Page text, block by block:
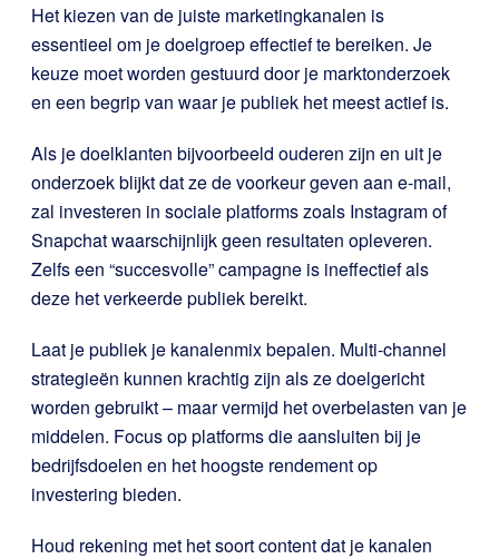
Het kiezen van de juiste marketingkanalen is
essentieel om je doelgroep effectief te bereiken. Je
keuze moet worden gestuurd door je marktonderzoek
en een begrip van waar je publiek het meest actief is.
Als je doelklanten bijvoorbeeld ouderen zijn en uit je
onderzoek blijkt dat ze de voorkeur geven aan e-mail,
zal investeren in sociale platforms zoals Instagram of
Snapchat waarschijnlijk geen resultaten opleveren.
Zelfs een “succesvolle” campagne is ineffectief als
deze het verkeerde publiek bereikt.
Laat je publiek je kanalenmix bepalen. Multi-channel
strategieën kunnen krachtig zijn als ze doelgericht
worden gebruikt – maar vermijd het overbelasten van je
middelen. Focus op platforms die aansluiten bij je
bedrijfsdoelen en het hoogste rendement op
investering bieden.
Houd rekening met het soort content dat je kanalen